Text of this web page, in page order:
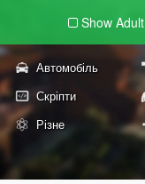
Show Adult
Автомобіль
Скріпти
Різне